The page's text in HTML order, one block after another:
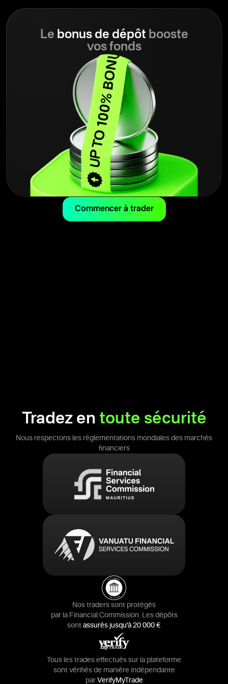
Le bonus de dépôtbooste
vos fonds
Commencer à trader
Tradez en toute sécurité
Nous respectons les réglementations mondiales des marchés
financiers
Nos traders sont protégés
par la Financial Commission. Les dépôts
sont assurés jusqu’à 20 000 €
Tous les trades effectués sur la plateforme
sont vérifiés de manière indépendante
par VerifyMyTrade